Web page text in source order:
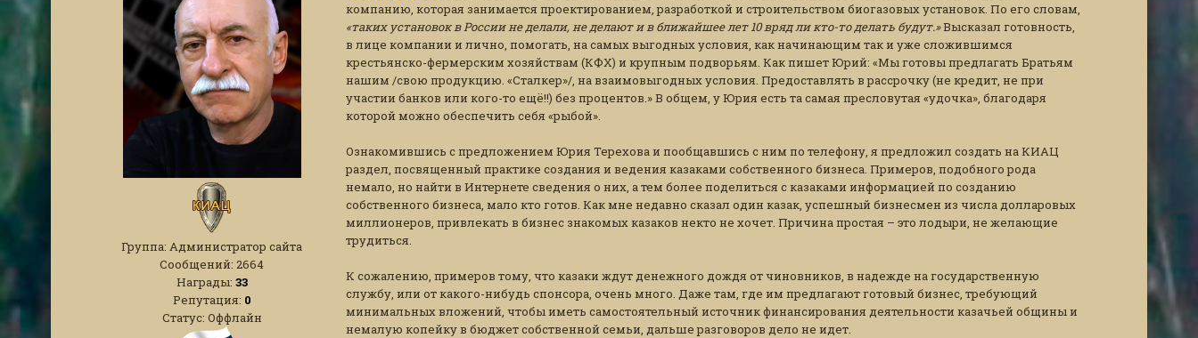
Группа: Администратор сайта
Сообщений: 2664
Награды: 33
Репутация: 0
Статус: Оффлайн
компанию, которая занимается проектированием, разработкой и строительством биогазовых установок. По его словам,
«таких установок в России не делали, не делают и в ближайшее лет 10 вряд ли кто-то делать будут.»Высказал готовность,
в лице компании и лично, помогать, на самых выгодных условия, как начинающим так и уже сложившимся
крестьянско-фермерским хозяйствам (КФХ) и крупным подворьям. Как пишет Юрий: «Мы готовы предлагать Братьям
нашим /свою продукцию. «Сталкер»/, на взаимовыгодных условия. Предоставлять в рассрочку (не кредит, не при
участии банков или кого-то ещё!!) без процентов.» В общем, у Юрия есть та самая пресловутая «удочка», благодаря
которой можно обеспечить себя «рыбой».
Ознакомившись с предложением Юрия Терехова и пообщавшись с ним по телефону, я предложил создать на КИАЦ
раздел, посвященный практике создания и ведения казаками собственного бизнеса. Примеров, подобного рода
немало, но найти в Интернете сведения о них, а тем более поделиться с казаками информацией по созданию
собственного бизнеса, мало кто готов. Как мне недавно сказал один казак, успешный бизнесмен из числа долларовых
миллионеров, привлекать в бизнес знакомых казаков некто не хочет. Причина простая – это лодыри, не желающие
трудиться.
К сожалению, примеров тому, что казаки ждут денежного дождя от чиновников, в надежде на государственную
службу, или от какого-нибудь спонсора, очень много. Даже там, где им предлагают готовый бизнес, требующий
минимальных вложений, чтобы иметь самостоятельный источник финансирования деятельности казачьей общины и
немалую копейку в бюджет собственной семьи, дальше разговоров дело не идет.